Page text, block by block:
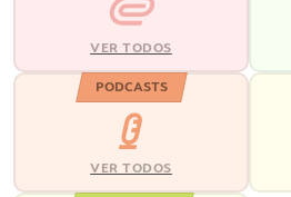
VER TODOS
PODCASTS
VER TODOS